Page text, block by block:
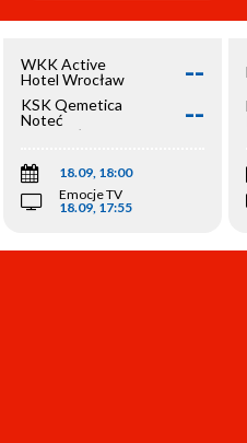
WKK Active
Hotel Wrocław
--
KSK Qemetica
Noteć
Inowrocław
--
18.09, 18:00
Emocje TV
18.09, 17:55